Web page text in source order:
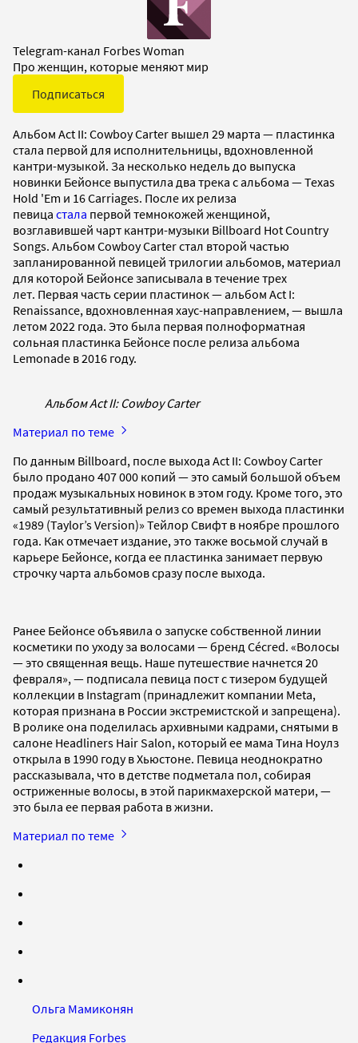
Telegram-канал Forbes Woman
Про женщин, которые меняют мир
Подписаться
Альбом Act II: Cowboy Carter вышел 29 марта — пластинка
стала первой для исполнительницы, вдохновленной
кантри-музыкой. За несколько недель до выпуска
новинки Бейонсе выпустила два трека с альбома — Texas
Hold 'Em и 16 Carriages. После их релиза
певица стала первой темнокожей женщиной,
возглавившей чарт кантри-музыки Billboard Hot Country
Songs. Альбом Cowboy Carter стал второй частью
запланированной певицей трилогии альбомов, материал
для которой Бейонсе записывала в течение трех
лет. Первая часть серии пластинок — альбом Act I:
Renaissance, вдохновленная хаус-направлением, — вышла
летом 2022 года. Это была первая полноформатная
сольная пластинка Бейонсе после релиза альбома
Lemonade в 2016 году.
Альбом Act II: Cowboy Carter
Материал по теме
По данным Billboard, после выхода Act II: Cowboy Carter
было продано 407 000 копий — это самый большой объем
продаж музыкальных новинок в этом году. Кроме того, это
самый результативный релиз со времен выхода пластинки
«1989 (Taylor’s Version)» Тейлор Свифт в ноябре прошлого
года. Как отмечает издание, это также восьмой случай в
карьере Бейонсе, когда ее пластинка занимает первую
строчку чарта альбомов сразу после выхода.
Ранее Бейонсе объявила о запуске собственной линии
косметики по уходу за волосами — бренд Cécred. «Волосы
— это священная вещь. Наше путешествие начнется 20
февраля», — подписала певица пост с тизером будущей
коллекции в Instagram (принадлежит компании Meta,
которая признана в России экстремистской и запрещена).
В ролике она поделилась архивными кадрами, снятыми в
салоне Headliners Hair Salon, который ее мама Тина Ноулз
открыла в 1990 году в Хьюстоне. Певица неоднократно
рассказывала, что в детстве подметала пол, собирая
остриженные волосы, в этой парикмахерской матери, —
это была ее первая работа в жизни.
Материал по теме
Ольга Мамиконян
Редакция Forbes